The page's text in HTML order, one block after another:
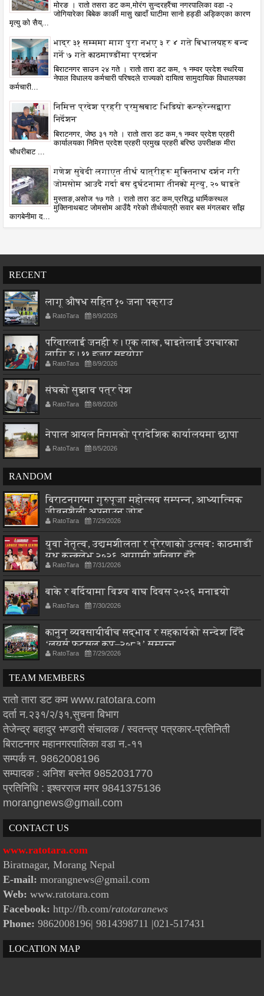
मोरङ । रातो तसरा डट कम,मोरंग सुन्दरहरैंचा नगरपालिका वडा -२
जोगियारेका बिबेक कार्की मासु खादाँ घाटीमा सानो हड्डी अड्किएका कारण
मृत्यु को सैय्...
भाद्र ३१ सम्ममा माग पुरा नभए ३ र ४ गते बिधालयहरु बन्द
गर्ने ७ गते काठमाण्डौंमा प्रदर्शन
बिराटनगर साउन २४ गते । रातो तारा डट कम, १ नम्वर प्रदेश स्थरिया
नेपाल विधालय कर्मचारी परिषदले राज्यको दायित्व सामुदायिक विधालयका
कर्मचारी...
निमित्त प्रदेश प्रहरी प्रमुखबाट भिडियो कन्फ्रेन्सद्वारा
निर्देशन
बिराटनगर, जेष्ठ ३१ गते । रातो तारा डट कम,१ नम्वर प्रदेश प्रहरी
कार्यालयका निमित्त प्रदेश प्रहरी प्रमुख प्रहरी बरिष्ठ उपरीक्षक मीरा
चौधरीबाट ...
गणेश सुवेदी लगाएत तीर्थ यात्रीहरू मुक्तिनाथ दर्शन गरी
जोमसोम आउदै गर्दा बस दुर्घटनामा तीनको मृत्यु, २० घाइते
मुस्ताङ,असोज १७ गते । रातो तारा डट कम,प्रसिद्ध धार्मिकस्थल
मुक्तिनाथबाट जोमसोम आउँदै गरेको तीर्थयात्री सवार बस मंगलबार साँझ
कागबेनीमा द...
RECENT
लागू औषध सहित १० जना पक्राउ
RatoTara 8/9/2026
परिवारलाई जनही रु। एक लाख, घाइतेलाई उपचारका
लागि रु। ११ हजार सहयोग
RatoTara 8/9/2026
संघको सुझाव पत्र पेश
RatoTara 8/8/2026
नेपाल आयल निगमको प्रादेशिक कार्यालयमा छापा
RatoTara 8/5/2026
RANDOM
विराटनगरमा गुरुपूजा महोत्सव सम्पन्न, आध्यात्मिक
जीवनशैली अपनाउन जोड
RatoTara 7/29/2026
युवा नेतृत्व, उद्यमशीलता र प्रेरणाको उत्सवः काठमाडौं
युथ कन्क्लेभ २०२६ आगामी शनिबार हुँदै
RatoTara 7/31/2026
बाके र बर्दियामा विश्व बाघ दिवस २०२६ मनाइयो
RatoTara 7/30/2026
कानुन व्यवसायीबीच सद्भाव र सहकार्यको सन्देश दिँदै
‘लयर्स फुटसल कप–२०८३’ सम्पन्न
RatoTara 7/29/2026
TEAM MEMBERS
रातो तारा डट कम www.ratotara.com
दर्ता न.२३१/२/३१,सुचना बिभाग
तेजेन्द्र बहादुर भण्डारी संचालक / स्वतन्त्र पत्रकार-प्रतिनिती
बिराटनगर महानगरपालिका वडा न.-११
सम्पर्क न. 9862008196
सम्पादक : अनिश बस्नेत 9852031770
प्रतिनिधि : इश्वरराज मगर 9841375136
morangnews@gmail.com
CONTACT US
www.ratotara.com
Biratnagar, Morang Nepal
E-mail: morangnews@gmail.com
Web: www.ratotara.com
Facebook: http://fb.com/ratotaranews
Phone: 9862008196| 9814398711 |021-517431
LOCATION MAP